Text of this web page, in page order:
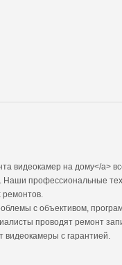
видеокамер на дому</a>
Наши профессиональные
с объективом,
проводят ремонт
с гарантией.